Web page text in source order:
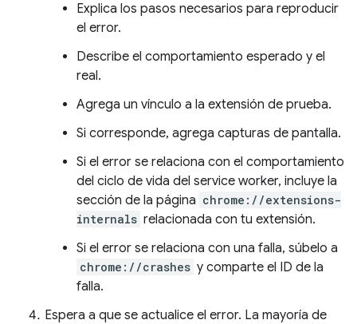
Explica los pasos necesarios para reproducir
el error.
Describe el comportamiento esperado y el
real.
Agrega un vínculo a la extensión de prueba.
Si corresponde, agrega capturas de pantalla.
Si el error se relaciona con el comportamiento
del ciclo de vida del service worker, incluye la
sección de la página chrome://extensions-
internals relacionada con tu extensión.
Si el error se relaciona con una falla, súbelo a
chrome://crashes y comparte el ID de la
falla.
Espera a que se actualice el error. La mayoría de